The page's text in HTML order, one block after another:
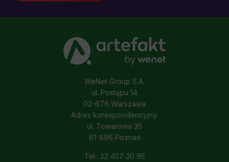
kontakt@wenet.pl bez wpływu na zgodność z
prawem przetwarzania, którego dokonano na
podstawie zgody przed jej cofnięciem. *
WeNet Group S.A.
ul. Postępu 14
02-676 Warszawa
Adres korespondencyjny:
ul. Towarowa 35
61-896 Poznań
Tel.: 22 457 30 95